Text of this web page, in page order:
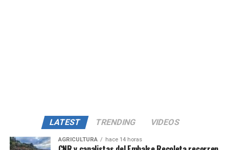
LATEST TRENDING VIDEOS
AGRICULTURA hace 14 horas